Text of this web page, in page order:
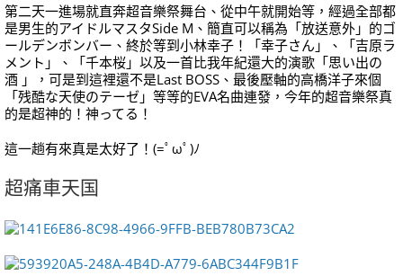
第二天一進場就直奔超音樂祭舞台、從中午就開始等，經過全部都
是男生的アイドルマスタSide M、簡直可以稱為「放送意外」的ゴ
ールデンボンバー、終於等到小林幸子！「幸子さん」、「吉原ラ
メント」、「千本桜」以及一首比我年紀還大的演歌「思い出の
酒 」，可是到這裡還不是Last BOSS、最後壓軸的高橋洋子來個
「残酷な天使のテーゼ」等等的EVA名曲連發，今年的超音樂祭真
的是超神的！神ってる！
這一趟有來真是太好了！(=ﾟωﾟ)ﾉ
超痛車天国